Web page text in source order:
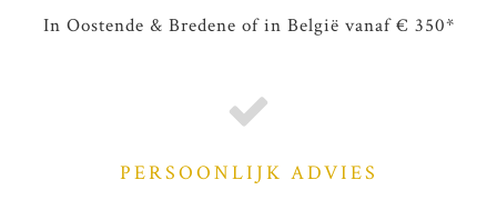
In Oostende & Bredene of in België vanaf € 350*
PERSOONLIJK ADVIES